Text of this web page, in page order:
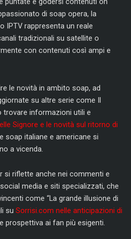
di soap opera, la
IPTV rappresenta un reale
tradizionali su satellite o
con contenuti così ampi e
le novità in ambito soap, ad
su altre serie come Il
trovare informazioni utili e
Signore e le novità sul ritorno di
soap italiane e americane si
a vicenda.
si riflette anche nei commenti e
media e siti specializzati, che
come “La grande illusione di
su Sorrisi.com nelle anticipazioni di
prospettiva ai fan più esigenti.